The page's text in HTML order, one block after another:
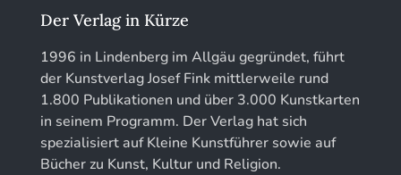
Kunstführer M
Kunstführer NO
Kunstführer PQ
Jahresschriften der DGC Deutsche Gesellschaft
für Chronometrie
Jahrbuch der Stiftung Thüringer Schlösser und
Gärten
Der Verlag in Kürze
1996 in Lindenberg im Allgäu gegründet, führt
der Kunstverlag Josef Fink mittlerweile rund
1.800 Publikationen und über 3.000 Kunstkarten
in seinem Programm. Der Verlag hat sich
spezialisiert auf Kleine Kunstführer sowie auf
Bücher zu Kunst, Kultur und Religion.